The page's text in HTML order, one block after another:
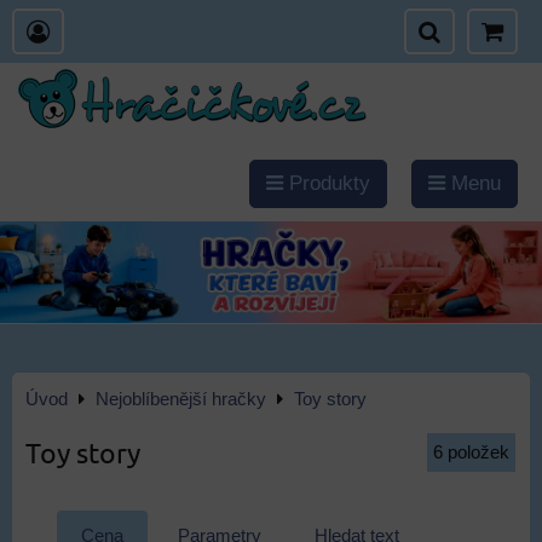
Produkty Menu
Úvod Nejoblíbenější hračky Toy story
Toy story 6 položek
Cena Parametry Hledat text